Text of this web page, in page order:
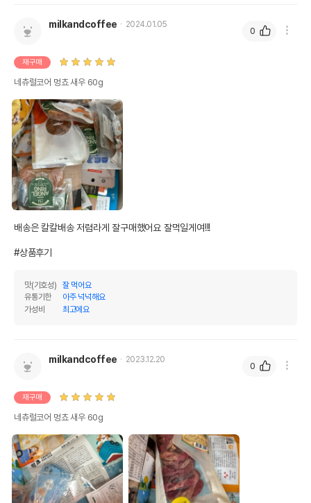
milkandcoffee 2024.01.05
재구매
네츄럴코어 멍쵸 새우 60g
배송은 칼칼배송 저렴라게 잘구매했어요 잘먹일게여!!!
#상품후기
맛(기호성)
잘 먹어요
유통기한
아주 넉넉해요
가성비
최고에요
0
milkandcoffee 2023.12.20
재구매
네츄럴코어 멍쵸 새우 60g
0